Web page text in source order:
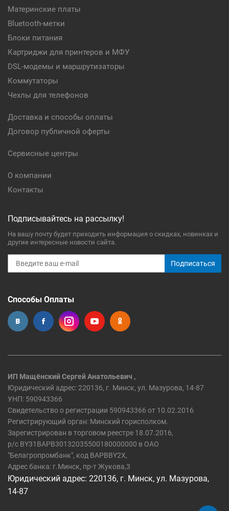
Материнские платы
Bluetooth-метки
Блоки питания
Картриджи для принтеров и МФУ
DSL-модемы и маршрутизаторы
Коммутаторы
Чехлы для телефонов
Доставка и способы оплаты
Договор публичной оферты
Сервисные центры
О компании
Контакты
Подписывайтесь на рассылку!
На вашу почту будет приходить информация о скидках, новинках и
другие интересные новости сайта.
Подписаться
Способы Оплаты
ИП Мащёнский Сергей Анатольевич ,
Юридический адрес: 220136, г. Минск, ул. Мазурова, 14-87
УНП: 590943366
Свидетельство о регистрации 590943366 от 10.02.2016
Регистрирующий орган: Минский горисполком.
Зарегистрирован в торговом реестре 18.07.2016,
р/c BY31BAPB30132035500180000000 в ОАО
"Белагропромбанк", код BAPBBY2X,
Адрес банка: г.Минск, пр-т Жукова,3
Юридический адрес: 220136, г. Минск, ул. Мазурова,
14-87